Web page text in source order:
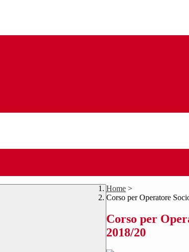
Home >
Corso per Operatore
Corso per
2018/20